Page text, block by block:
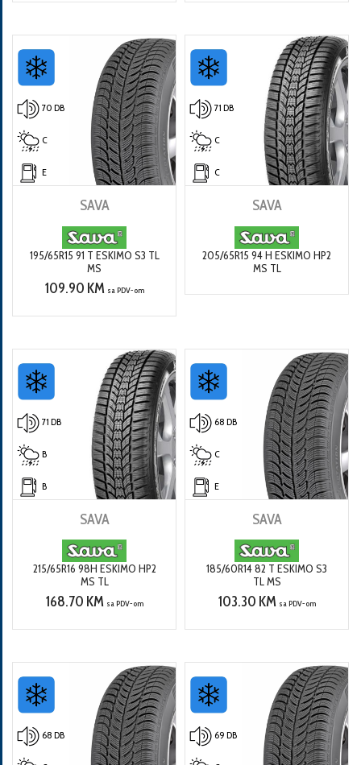
70 DB
C
E
SAVA
195/65R15 91 T ESKIMO S3 TL
MS
109.90 KM sa PDV-om
71 DB
C
C
SAVA
205/65R15 94 H ESKIMO HP2
MS TL
71 DB
B
B
SAVA
215/65R16 98H ESKIMO HP2
MS TL
168.70 KM sa PDV-om
68 DB
C
E
SAVA
185/60R14 82 T ESKIMO S3
TL MS
103.30 KM sa PDV-om
68 DB 69 DB